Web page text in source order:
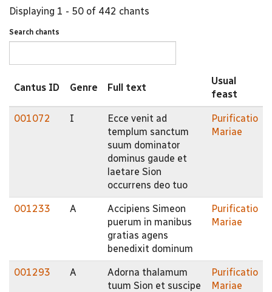
Displaying 1 - 50 of 442 chants
Search chants
Cantus ID Genre Full text
Usual
feast
001072 I
Ecce venit ad
templum sanctum
suum dominator
dominus gaude et
laetare Sion
occurrens deo tuo
Purificatio
Mariae
001233 A
Accipiens Simeon
puerum in manibus
gratias agens
benedixit dominum
Purificatio
Mariae
001293 A
Adorna thalamum
tuum Sion et suscipe
Purificatio
Mariae